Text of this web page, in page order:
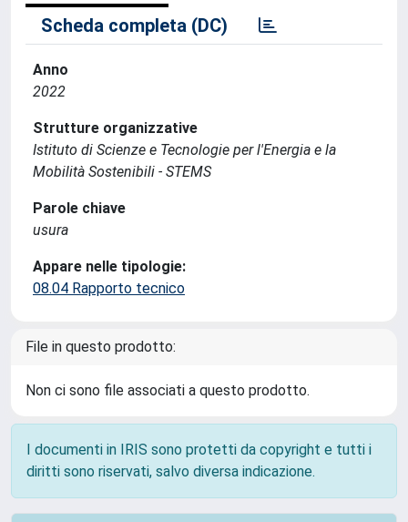
Scheda completa (DC)
Anno
2022
Strutture organizzative
Istituto di Scienze e Tecnologie per l'Energia e la
Mobilità Sostenibili - STEMS
Parole chiave
usura
Appare nelle tipologie:
08.04 Rapporto tecnico
File in questo prodotto:
Non ci sono file associati a questo prodotto.
I documenti in IRIS sono protetti da copyright e tutti i
diritti sono riservati, salvo diversa indicazione.